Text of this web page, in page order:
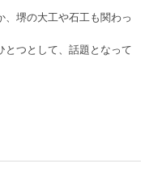
堺の大工や石工も関わっ
とつとして、話題となって